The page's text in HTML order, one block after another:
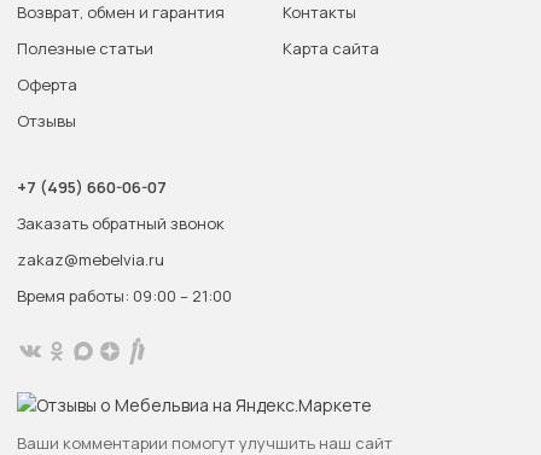
Возврат, обмен и гарантия
Полезные статьи
Оферта
Отзывы
Контакты
Карта сайта
+7 (495) 660-06-07
Заказать обратный звонок
zakaz@mebelvia.ru
Время работы: 09:00 – 21:00
Ваши комментарии помогут улучшить наш сайт